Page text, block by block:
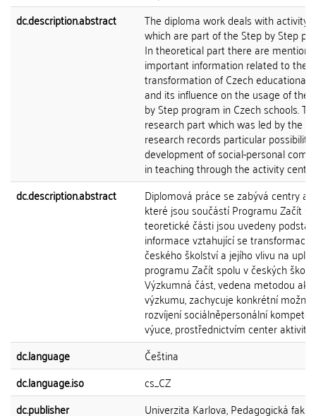
dc.description.abstract
The diploma work deals with activity
which are part of the Step by Step
In theoretical part there are
important information related to the
transformation of Czech educational
and its influence on the usage of the
by Step program in Czech schools.
research part which was led by the
research records particular
development of social-personal
in teaching through the activity
dc.description.abstract
Diplomová práce se zabývá centry
které jsou součástí Programu Začít
teoretické části jsou uvedeny
informace vztahující se transformaci
českého školství a jejího vlivu na
programu Začít spolu v českých
Výzkumná část, vedena metodou
výzkumu, zachycuje konkrétní
rozvíjení sociálněpersonální
výuce, prostřednictvím center aktivit.
dc.language
Čeština
dc.language.iso
cs_CZ
dc.publisher
Univerzita Karlova, Pedagogická